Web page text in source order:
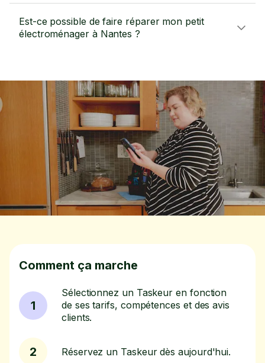
Est-ce possible de faire réparer mon petit
électroménager à Nantes ?
Comment ça marche
1
Sélectionnez un Taskeur en fonction
de ses tarifs, compétences et des avis
clients.
2 Réservez un Taskeur dès aujourd'hui.